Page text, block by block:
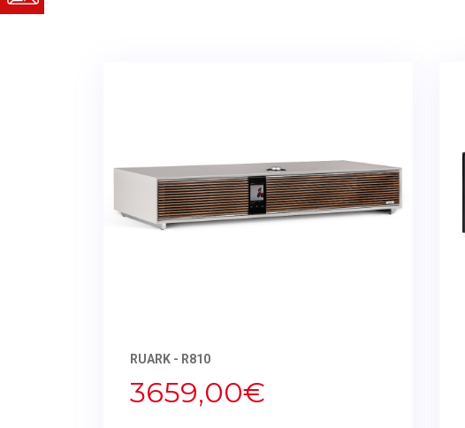
RUARK - R810
3659,00€